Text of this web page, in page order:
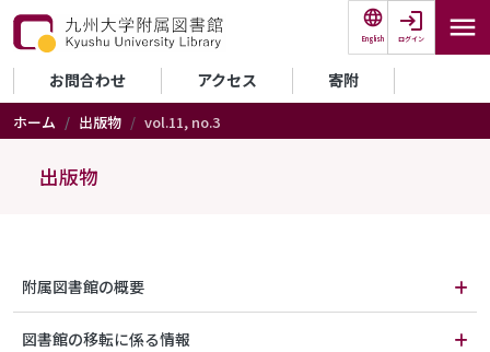
メインコンテンツに移動
English ログイン
セカンダリーメニュー
お問合わせ アクセス 寄附
ホーム 出版物 vol.11, no.3
出版物
附属図書館の概要
図書館の移転に係る情報